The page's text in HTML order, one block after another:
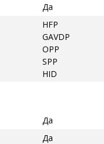
Да
HFP
GAVDP
OPP
SPP
HID
Да
Да